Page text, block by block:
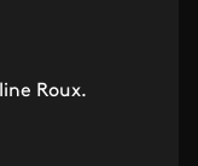
Roux.